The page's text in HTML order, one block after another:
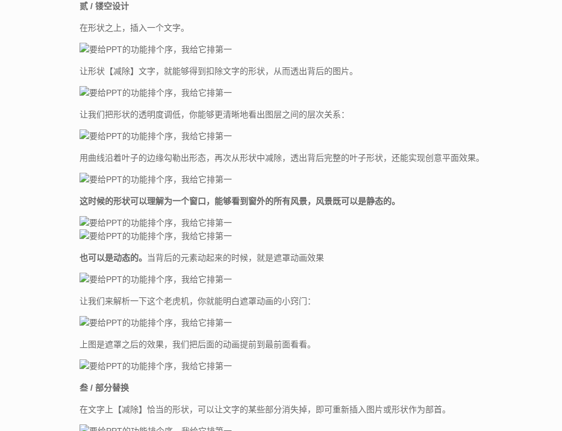
贰 / 镂空设计
在形状之上，插入一个文字。
让形状【减除】文字，就能够得到扣除文字的形状，从而透出背后的图片。
让我们把形状的透明度调低，你能够更清晰地看出图层之间的层次关系：
用曲线沿着叶子的边缘勾勒出形态，再次从形状中减除，透出背后完整的叶子形状，还能实现创意平面效果。
这时候的形状可以理解为一个窗口，能够看到窗外的所有风景，风景既可以是静态的。
也可以是动态的。 当背后的元素动起来的时候，就是遮罩动画效果
让我们来解析一下这个老虎机，你就能明白遮罩动画的小窍门：
上图是遮罩之后的效果，我们把后面的动画提前到最前面看看。
叁 / 部分替换
在文字上【减除】恰当的形状，可以让文字的某些部分消失掉，即可重新插入图片或形状作为部首。